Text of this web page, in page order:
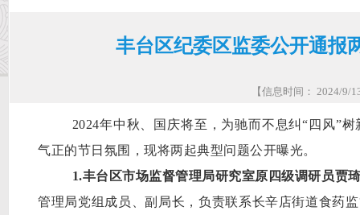
丰台区纪委区监委公开通报
【信息时间： 2024/
2024年中秋、国庆将至，为驰而不息纠“四风”
气正的节日氛围，现将两起典型问题公开曝光。
1.丰台区市场监督管理局研究室原四级调研员贾
管理局党组成员、副局长，负责联系长辛店街道食药